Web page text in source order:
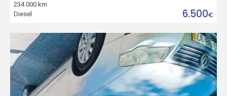
234.000 km
Diesel
6.500€